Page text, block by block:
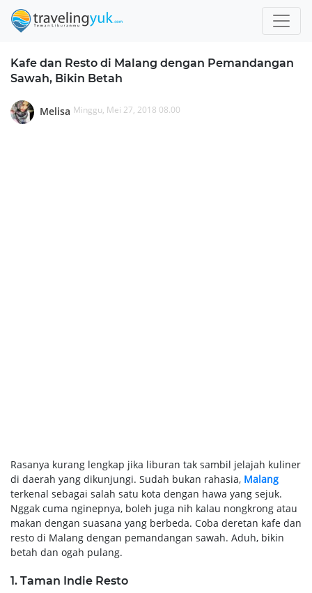
Kafe dan Resto di Malang dengan Pemandangan
Sawah, Bikin Betah
Melisa Minggu, Mei 27, 2018 08.00
Rasanya kurang lengkap jika liburan tak sambil jelajah kuliner
di daerah yang dikunjungi. Sudah bukan rahasia, Malang
terkenal sebagai salah satu kota dengan hawa yang sejuk.
Nggak cuma nginepnya, boleh juga nih kalau nongkrong atau
makan dengan suasana yang berbeda. Coba deretan kafe dan
resto di Malang dengan pemandangan sawah. Aduh, bikin
betah dan ogah pulang.
1. Taman Indie Resto